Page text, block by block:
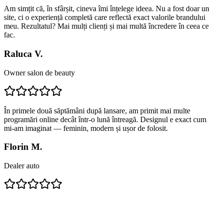
Am simțit că, în sfârșit, cineva îmi înțelege ideea. Nu a fost doar un
site, ci o experiență completă care reflectă exact valorile brandului
meu. Rezultatul? Mai mulți clienți și mai multă încredere în ceea ce
fac.
Raluca V.
Owner salon de beauty
În primele două săptămâni după lansare, am primit mai multe
programări online decât într-o lună întreagă. Designul e exact cum
mi-am imaginat — feminin, modern și ușor de folosit.
Florin M.
Dealer auto